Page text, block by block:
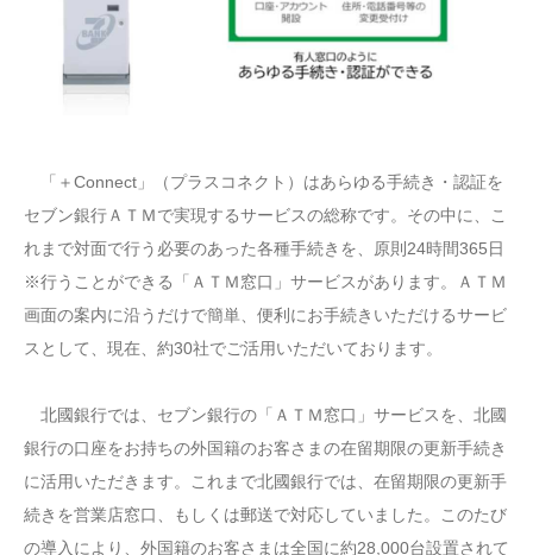
「＋Connect」（プラスコネクト）はあらゆる手続き・認証を
セブン銀行ＡＴＭで実現するサービスの総称です。その中に、こ
れまで対面で行う必要のあった各種手続きを、原則24時間365日
※行うことができる「ＡＴＭ窓口」サービスがあります。ＡＴＭ
画面の案内に沿うだけで簡単、便利にお手続きいただけるサービ
スとして、現在、約30社でご活用いただいております。
北國銀行では、セブン銀行の「ＡＴＭ窓口」サービスを、北國
銀行の口座をお持ちの外国籍のお客さまの在留期限の更新手続き
に活用いただきます。これまで北國銀行では、在留期限の更新手
続きを営業店窓口、もしくは郵送で対応していました。このたび
の導入により、外国籍のお客さまは全国に約28,000台設置されて